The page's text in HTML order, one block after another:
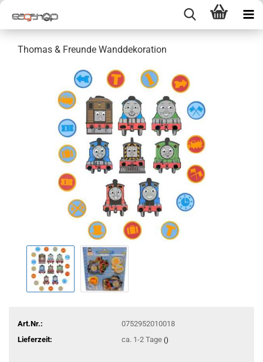
Thomas & Freunde Wanddekoration
Art.Nr.:
0752952010018
Lieferzeit:
ca. 1-2 Tage ()